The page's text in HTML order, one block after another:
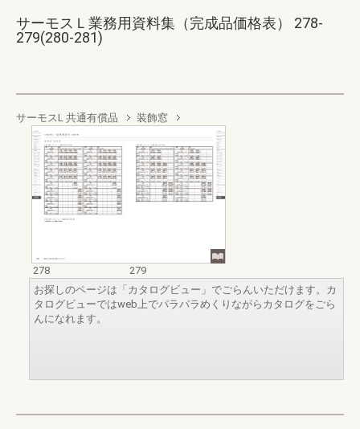
サーモスＬ業務用資料集（完成品価格表） 278-
279(280-281)
サーモスL 共通有償品 装飾窓
278
279
お探しのページは「カタログビュー」でごらんいただけます。カ
タログビューではweb上でパラパラめくりながらカタログをごら
んになれます。